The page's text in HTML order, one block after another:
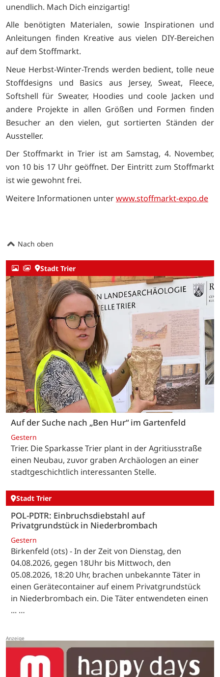
unendlich. Mach Dich einzigartig!
Alle benötigten Materialen, sowie Inspirationen und
Anleitungen finden Kreative aus vielen DIY-Bereichen
auf dem Stoffmarkt.
Neue Herbst-Winter-Trends werden bedient, tolle neue
Stoffdesigns und Basics aus Jersey, Sweat, Fleece,
Softshell für Sweater, Hoodies und coole Jacken und
andere Projekte in allen Größen und Formen finden
Besucher an den vielen, gut sortierten Ständen der
Aussteller.
Der Stoffmarkt in Trier ist am Samstag, 4. November,
von 10 bis 17 Uhr geöffnet. Der Eintritt zum Stoffmarkt
ist wie gewohnt frei.
Weitere Informationen unterwww.stoffmarkt-expo.de
Nach oben
Stadt Trier
Auf der Suche nach „Ben Hur“ im Gartenfeld
Gestern
Trier. Die Sparkasse Trier plant in der Agritiusstraße
einen Neubau, zuvor graben Archäologen an einer
stadtgeschichtlich interessanten Stelle.
Stadt Trier
POL-PDTR: Einbruchsdiebstahl auf
Privatgrundstück in Niederbrombach
Gestern
Birkenfeld (ots) - In der Zeit von Dienstag, den
04.08.2026, gegen 18Uhr bis Mittwoch, den
05.08.2026, 18:20 Uhr, brachen unbekannte Täter in
einen Gerätecontainer auf einem Privatgrundstück
in Niederbrombach ein. Die Täter entwendeten einen
... …